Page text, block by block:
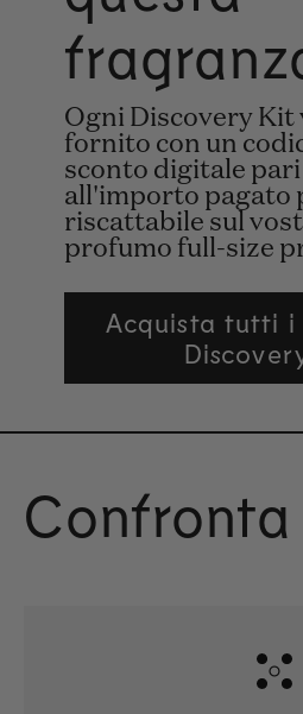
Ogni Discovery Kit
fornito con un
sconto digitale pari
all'importo pagato
riscattabile sul
profumo full-size
Acquista tutti i